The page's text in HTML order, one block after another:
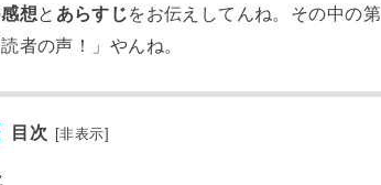
感想と あらすじをお伝えしてんね。その中の
者の声！」やんね。
目次 [非表示]